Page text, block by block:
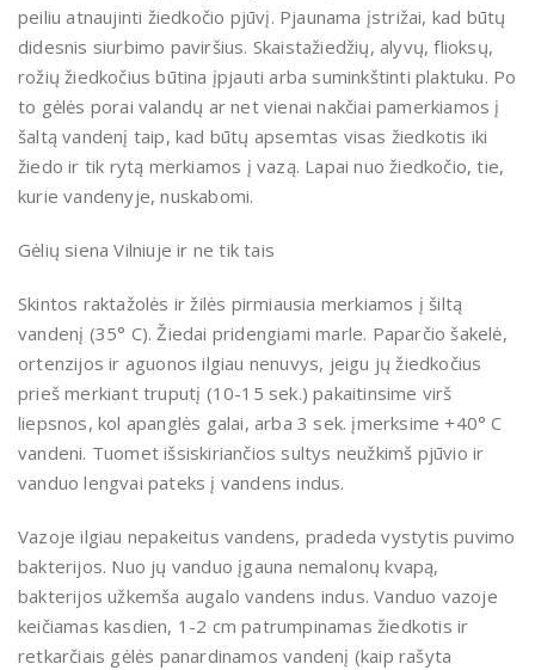
peiliu atnaujinti žiedkočio pjūvį. Pjaunama įstrižai, kad būtų
didesnis siurbimo paviršius. Skaistažiedžių, alyvų, flioksų,
rožių žiedkočius būtina įpjauti arba suminkštinti plaktuku. Po
to gėlės porai valandų ar net vienai nakčiai pamerkiamos į
šaltą vandenį taip, kad būtų apsemtas visas žiedkotis iki
žiedo ir tik rytą merkiamos į vazą. Lapai nuo žiedkočio, tie,
kurie vandenyje, nuskabomi.
Gėlių siena Vilniuje ir ne tik tais
Skintos raktažolės ir žilės pirmiausia merkiamos į šiltą
vandenį (35° C). Žiedai pridengiami marle. Paparčio šakelė,
ortenzijos ir aguonos ilgiau nenuvys, jeigu jų žiedkočius
prieš merkiant truputį (10-15 sek.) pakaitinsime virš
liepsnos, kol apanglės galai, arba 3 sek. įmerksime +40° C
vandeni. Tuomet išsiskiriančios sultys neužkimš pjūvio ir
vanduo lengvai pateks į vandens indus.
Vazoje ilgiau nepakeitus vandens, pradeda vystytis puvimo
bakterijos. Nuo jų vanduo įgauna nemalonų kvapą,
bakterijos užkemša augalo vandens indus. Vanduo vazoje
keičiamas kasdien, 1-2 cm patrumpinamas žiedkotis ir
retkarčiais gėlės panardinamos vandenį (kaip rašyta